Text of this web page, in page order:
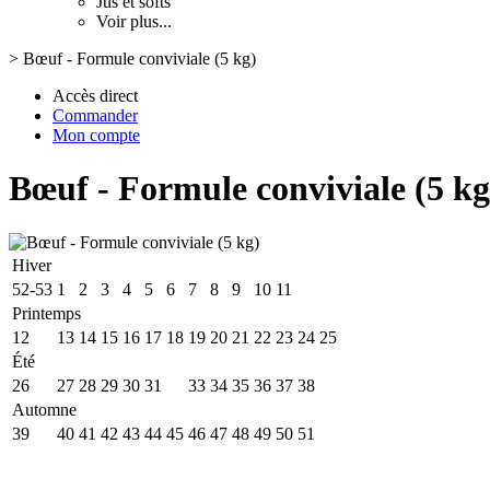
Voir plus...
> Bœuf - Formule conviviale (5 kg)
Accès direct
Commander
Mon compte
Bœuf - Formule conviviale (5
Hiver
52-53 1 2 3 4 5 6 7 8 9 10 11
Printemps
12
13 14 15 16 17 18 19 20 21 22 23 24 25
Été
26
27 28 29 30 31 33 34 35 36 37 38
Automne
39
40 41 42 43 44 45 46 47 48 49 50 51